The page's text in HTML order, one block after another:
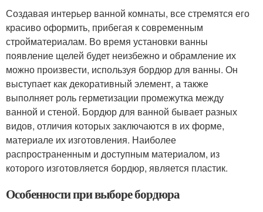
Создавая интерьер ванной комнаты, все стремятся его
красиво оформить, прибегая к современным
стройматериалам. Во время установки ванны
появление щелей будет неизбежно и обрамление их
можно произвести, используя бордюр для ванны. Он
выступает как декоративный элемент, а также
выполняет роль герметизации промежутка между
ванной и стеной. Бордюр для ванной бывает разных
видов, отличия которых заключаются в их форме,
материале их изготовления. Наиболее
распространенным и доступным материалом, из
которого изготовляется бордюр, является пластик.
Особенности при выборе бордюра